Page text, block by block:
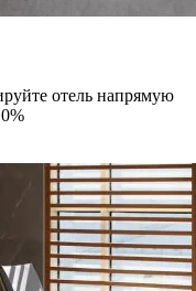
отель напрямую